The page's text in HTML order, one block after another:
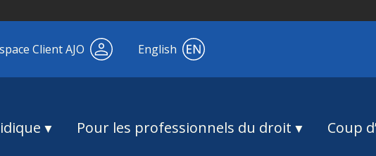
Client AJO English
Pour les professionnels du droit Coup